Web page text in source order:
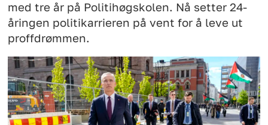
med tre år på Politihøgskolen. Nå setter 24-
åringen politikarrieren på vent for å leve ut
proffdrømmen.